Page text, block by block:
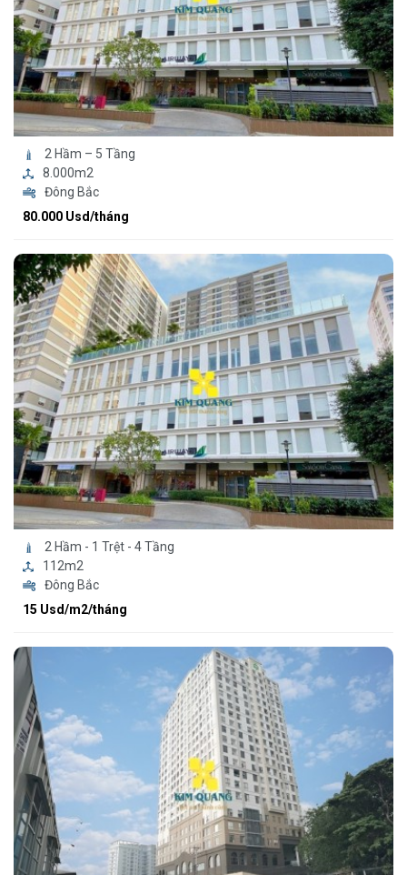
2 Hầm – 5 Tầng
8.000m2
Đông Bắc
80.000 Usd/tháng
2 Hầm - 1 Trệt - 4 Tầng
112m2
Đông Bắc
15 Usd/m2/tháng